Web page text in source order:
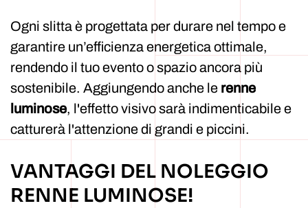
Ogni slitta è progettata per durare nel tempo e
garantire un’efficienza energetica ottimale,
rendendo il tuo evento o spazio ancora più
sostenibile. Aggiungendo anche le renne
luminose, l'effetto visivo sarà indimenticabile e
catturerà l'attenzione di grandi e piccini.
VANTAGGI DEL NOLEGGIO
RENNE LUMINOSE!